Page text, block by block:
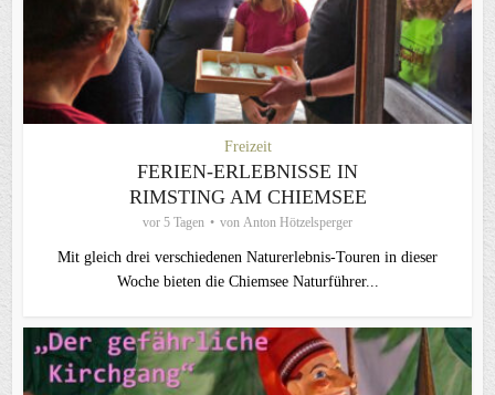
Freizeit
FERIEN-ERLEBNISSE IN
RIMSTING AM CHIEMSEE
vor 5 Tagen von Anton Hötzelsperger
Mit gleich drei verschiedenen Naturerlebnis-Touren in dieser
Woche bieten die Chiemsee Naturführer...